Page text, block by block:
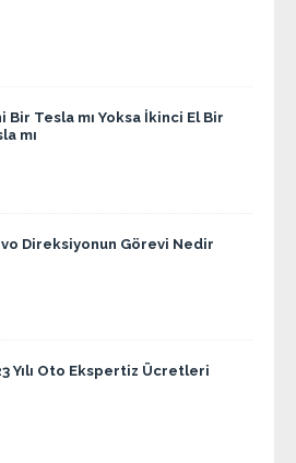
Bir Tesla mı Yoksa İkinci El Bir
mı
Direksiyonun Görevi Nedir
Yılı Oto Ekspertiz Ücretleri